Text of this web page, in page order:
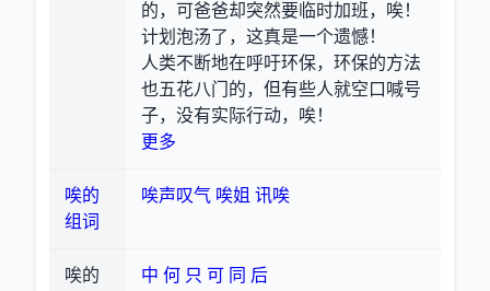
的，可爸爸却突然要临时加班，唉！
计划泡汤了，这真是一个遗憾！
人类不断地在呼吁环保，环保的方法
也五花八门的，但有些人就空口喊号
子，没有实际行动，唉！
更多
唉的
组词
唉声叹气 唉姐 讯唉
唉的
中 何 只 可 同 后